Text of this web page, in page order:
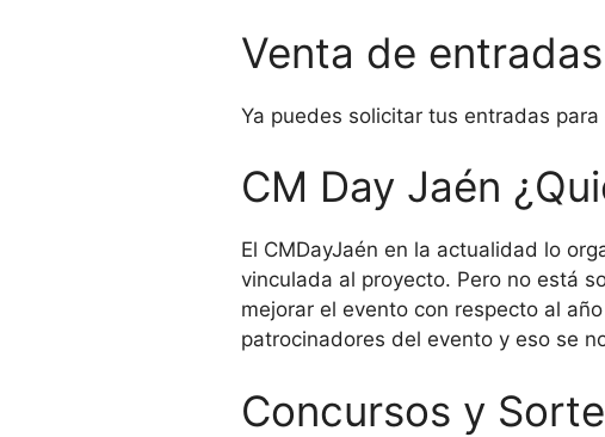
Venta de entradas
Ya puedes solicitar tus entradas
CM Day Jaén
El CMDayJaén en la actualidad lo
vinculada al proyecto. Pero no está
mejorar el evento con respecto al
patrocinadores del evento y eso se
Concursos y